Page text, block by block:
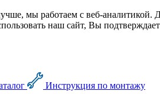
мы работаем с веб-аналитикой.
наш сайт, Вы
Инструкция по монтажу